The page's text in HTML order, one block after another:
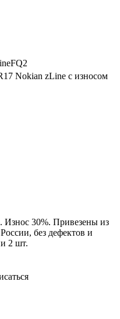
Nokian zLine с износом
30%. Привезены из
без дефектов и
2 шт.